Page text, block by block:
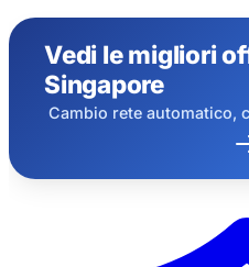
Vedi le migliori
Singapore
Cambio rete automatico,
20% di
Richiesto oggi
760
Annulla